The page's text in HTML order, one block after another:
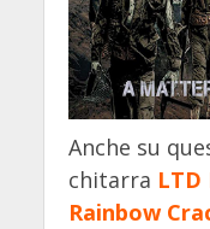
Anche su
chitarra LTD
Rainbow